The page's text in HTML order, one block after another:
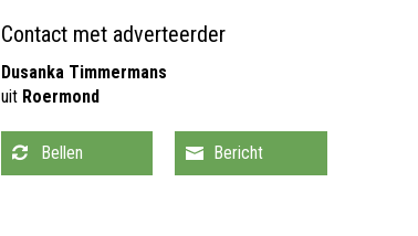
Contact met adverteerder
Dusanka Timmermans
uit Roermond
0628415667
Bellen